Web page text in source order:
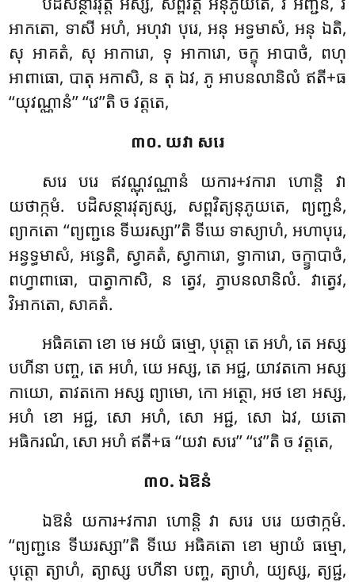
អាកតោ, ទាសី អហំ, អហុវា បុរេ, អនុ អទ្ធមាសំ, អនុ ឯតិ,
សុ អាគតំ, សុ អាការោ, ទុ អាការោ, ចក្ខុ អាបាថំ, ពហុ
អាពាធោ, បាតុ អកាសិ, ន តុ ឯវ, ភូ អាបនលានិលំ ឥតី+ធ
‘‘យុវណ្ណានំ’’ ‘‘វេ’’តិ ច វត្តតេ,
៣០. យវា សរេ
សរេ បរេ ឥវណ្ណុវណ្ណានំ យការ+វការា ហោន្តិ វា
យថាក្កមំ. បដិសន្ថារវុត្យស្ស, សព្ពវិត្យនុភូយតេ, ព្យញ្ជនំ,
ព្យាកតោ ‘‘ព្យញ្ជនេ ទីឃរស្សា’’តិ ទីឃេ ទាស្យាហំ, អហាបុរេ,
អន្វទ្ធមាសំ, អន្វេតិ, ស្វាគតំ, ស្វាការោ, ទ្វាការោ, ចក្ខ្វាបាថំ,
ពហ្វាពាធោ, បាត្វាកាសិ, ន ត្វេវ, ភ្វាបនលានិលំ. វាត្វេវ,
វិអាកតោ, សាគតំ.
អធិគតោ ខោ មេ អយំ ធម្មោ, បុត្តោ តេ អហំ, តេ អស្ស
បហីនា បញ្ច, តេ អហំ, យេ អស្ស, តេ អជ្ជ, យាវតកោ អស្ស
កាយោ, តាវតកោ អស្ស ព្យាមោ, កោ អត្ថោ, អថ ខោ អស្ស,
អហំ ខោ អជ្ជ, សោ អហំ, សោ អជ្ជ, សោ ឯវ, យតោ
អធិករណំ, សោ អហំ ឥតី+ធ ‘‘យវា សរេ’’ ‘‘វេ’’តិ ច វត្តតេ,
៣០. ឯឱនំ
ឯឱនំ យការ+វការា ហោន្តិ វា សរេ បរេ យថាក្កមំ.
‘‘ព្យញ្ជនេ ទីឃរស្សា’’តិ ទីឃេ អធិគតោ ខោ ម្យាយំ ធម្មោ,
បុត្តោ ត្យាហំ, ត្យាស្ស បហីនា បញ្ច, ត្យាហំ, យ្យស្ស, ត្យជ្ជ,